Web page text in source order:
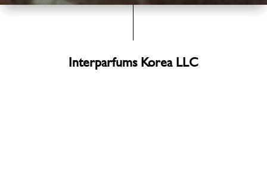
Interparfums Korea LLC